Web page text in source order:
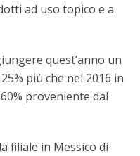
ad uso topico e a
quest’anno un
più che nel 2016 in
proveniente dal
filiale in Messico di